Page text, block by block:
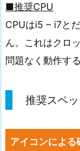
■推奨CPU
CPUはi5 – i7と
ん。これはクロ
問題なく動作す
推奨スペ
アイコンによる